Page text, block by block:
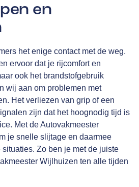
en
het enige contact met de weg.
ervoor dat je rijcomfort en
ook het brandstofgebruik
wij aan om problemen met
Het verliezen van grip of een
zijn dat het hoognodig tijd is
Met de Autovakmeester
je snelle slijtage en daarmee
Zo ben je met de juiste
Wijlhuizen ten alle tijden